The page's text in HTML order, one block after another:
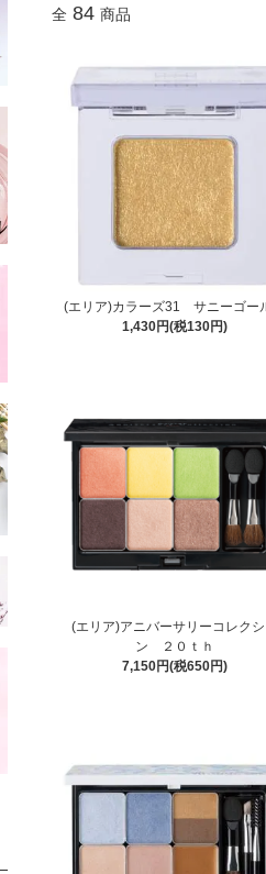
全 84 商品
(エリア)カラーズ31 サニーゴー
1,430円(税130円)
(エリア)アニバーサリーコレクシ
ン ２０ｔｈ
7,150円(税650円)